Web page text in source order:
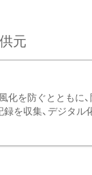
元
を防ぐとともに
を収集、デジタル